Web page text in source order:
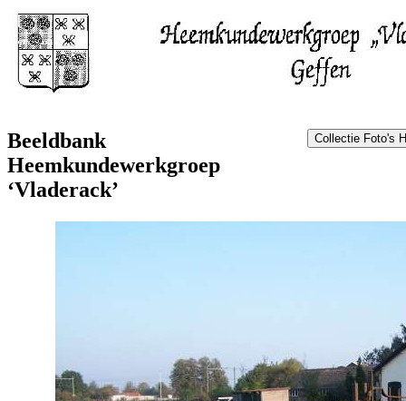
Beeldbank
Heemkundewerkgroep
‘Vladerack’